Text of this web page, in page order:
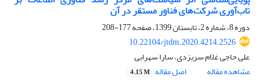
تاب‌آوری شرکت‌های فناور مستقر در آن
دوره 8، شماره 2، تابستان 1399، صفحه
177-208
10.22104/jtdm.2020.4214.2526
علی حاجی غلام سریزدی، سارا سهرابی
مشاهده مقاله
اصل مقاله 4.15 M